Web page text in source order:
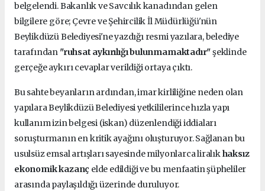
belgelendi. Bakanlık ve Savcılık kanadından gelen
bilgilere göre; Çevre ve Şehircilik İl Müdürlüğü'nün
Beylikdüzü Belediyesi'ne yazdığı resmi yazılara, belediye
tarafından "ruhsat aykırılığı bulunmamaktadır"şeklinde
gerçeğe aykırı cevaplar verildiği ortaya çıktı.
Bu sahte beyanların ardından, imar kirliliğine neden olan
yapılara Beylikdüzü Belediyesi yetkililerince hızla yapı
kullanım izin belgesi (iskan) düzenlendiği iddiaları
soruşturmanın en kritik ayağını oluşturuyor. Sağlanan bu
usulsüz emsal artışları sayesinde milyonlarca liralıkhaksız
ekonomik kazanç elde edildiği ve bu menfaatin şüpheliler
arasında paylaşıldığı üzerinde duruluyor.